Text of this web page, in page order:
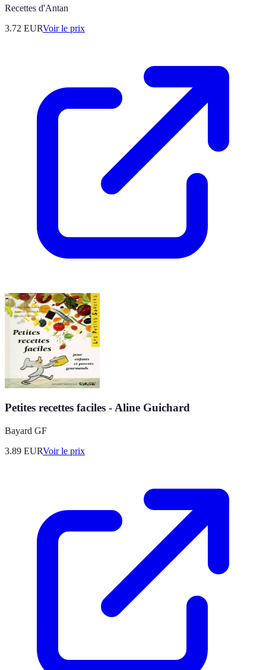
Recettes d'Antan
3.72 EURVoir le prix
Petites recettes faciles - Aline Guichard
Bayard GF
3.89 EURVoir le prix